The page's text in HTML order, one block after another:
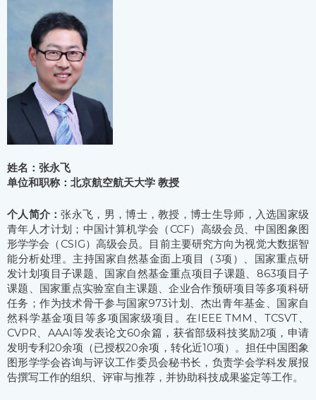
姓名：张永飞
单位和职称：北京航空航天大学 教授
个人简介：张永飞，男，博士，教授，博士生导师，入选国家级
青年人才计划；中国计算机学会（CCF）高级会员、中国图象图
形学学会（CSIG）高级会员。目前主要研究方向为视觉大数据智
能分析处理。主持国家自然基金面上项目（3项）、国家重点研
发计划项目子课题、国家自然基金重点项目子课题、863项目子
课题、国家重点实验室自主课题、企业合作预研项目等多项科研
任务；作为技术骨干参与国家973计划、杰出青年基金、国家自
然科学基金项目等多项国家级项目。在IEEE TMM、TCSVT、
CVPR、AAAI等发表论文60余篇，获省部级科技奖励2项，申请
发明专利20余项（已授权20余项，转化近10项）。担任中国图象
图形学学会咨询与评议工作委员会秘书长，负责学会学科发展报
告撰写工作的组织、评审与推荐，并协助科技成果鉴定等工作。